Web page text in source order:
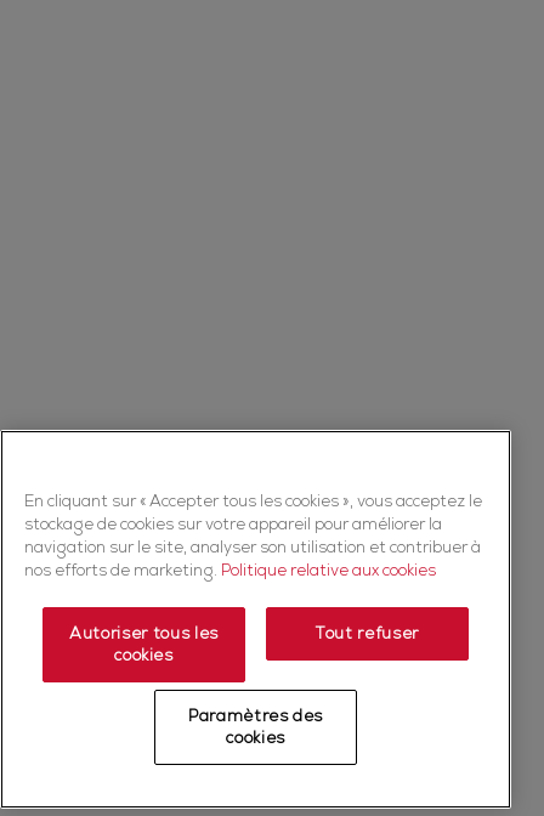
En cliquant sur « Accepter tous les cookies », vous acceptez le
stockage de cookies sur votre appareil pour améliorer la
navigation sur le site, analyser son utilisation et contribuer à
nos efforts de marketing. Politique relative aux cookies
Autoriser tous les
cookies
Tout refuser
Paramètres des
cookies